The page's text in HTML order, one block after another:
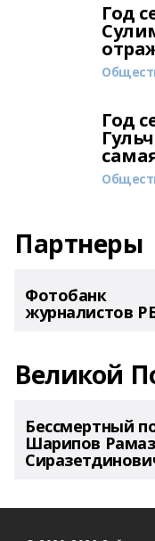
Год
Год
Партнеры
Фотобанк
журналистов
Великой
Бессмертный
Шарипов